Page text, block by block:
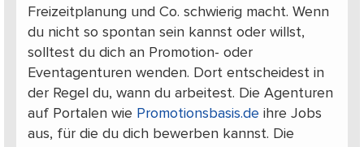
Freizeitplanung und Co. schwierig macht. Wenn
du nicht so spontan sein kannst oder willst,
solltest du dich an Promotion- oder
Eventagenturen wenden. Dort entscheidest in
der Regel du, wann du arbeitest. Die Agenturen
auf Portalen wie Promotionsbasis.de ihre Jobs
aus, für die du dich bewerben kannst. Die